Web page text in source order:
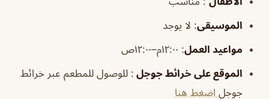
الموسيقى: لا يوجد
مواعيد العمل: ١٢:٠٠م–١٢:٠٠ص
الموقع على خرائط جوجل : للوصول للمطعم عبر خرائط
جوجل اضغط هنا